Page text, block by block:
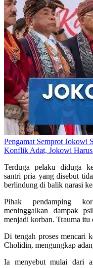
Pengamat Semprot Jokowi
Konflik Adat, Jokowi Harus
Terduga pelaku diduga
santri pria yang disebut
berlindung di balik narasi
Pihak pendamping
meninggalkan dampak
menjadi korban. Trauma itu
Di tengah proses mencari
Cholidin, mengungkap
Ia menyebut mulai dari